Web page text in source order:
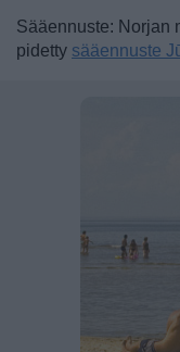
Sääennuste: Norjan
pidetty sääennuste